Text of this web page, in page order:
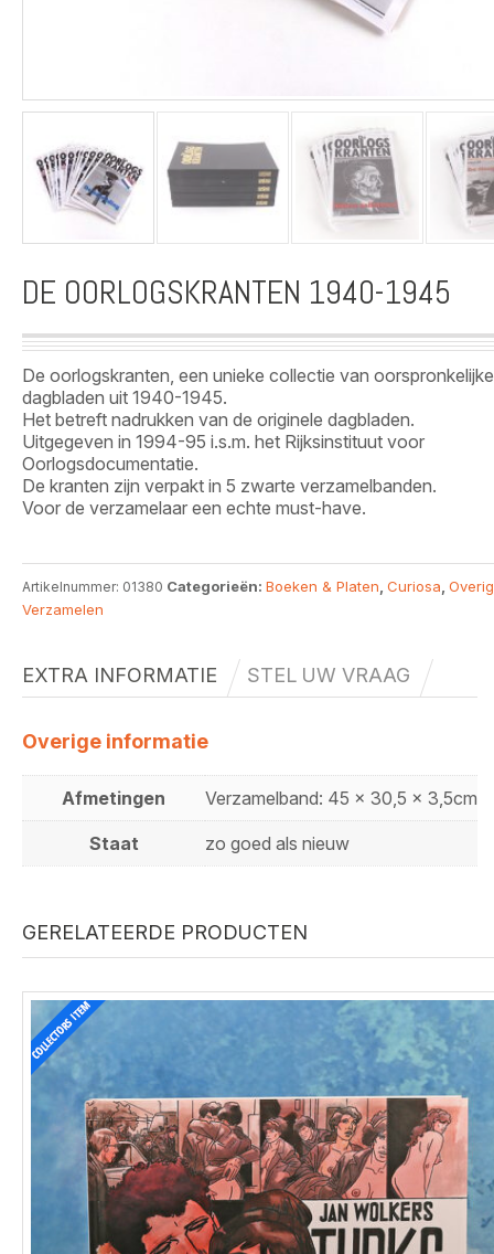
DE OORLOGSKRANTEN 1940-1945
De oorlogskranten, een unieke collectie van oorspronkelijke
dagbladen uit 1940-1945.
Het betreft nadrukken van de originele dagbladen.
Uitgegeven in 1994-95 i.s.m. het Rijksinstituut voor
Oorlogsdocumentatie.
De kranten zijn verpakt in 5 zwarte verzamelbanden.
Voor de verzamelaar een echte must-have.
Artikelnummer: 01380 Categorieën: Boeken & Platen, Curiosa, Overig
Verzamelen
EXTRA INFORMATIE STEL UW VRAAG
Overige informatie
Afmetingen Verzamelband: 45 x 30,5 x 3,5cm
Staat zo goed als nieuw
GERELATEERDE PRODUCTEN